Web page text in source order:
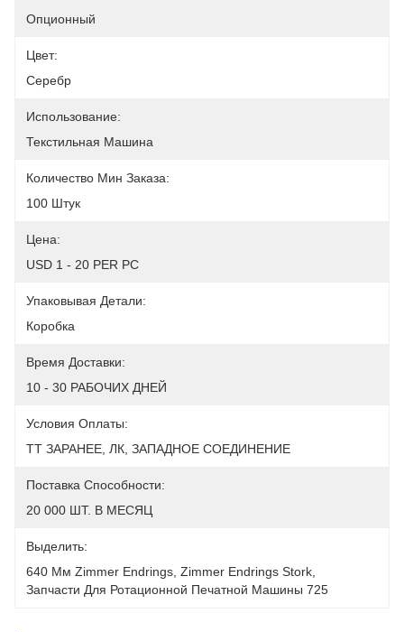
Опционный
Цвет:
Серебр
Использование:
Текстильная Машина
Количество Мин Заказа:
100 Штук
Цена:
USD 1 - 20 PER PC
Упаковывая Детали:
Коробка
Время Доставки:
10 - 30 РАБОЧИХ ДНЕЙ
Условия Оплаты:
ТТ ЗАРАНЕЕ, ЛК, ЗАПАДНОЕ СОЕДИНЕНИЕ
Поставка Способности:
20 000 ШТ. В МЕСЯЦ
Выделить:
640 Мм Zimmer Endrings Zimmer Endrings Stork
Запчасти Для Ротационной Печатной Машины 725